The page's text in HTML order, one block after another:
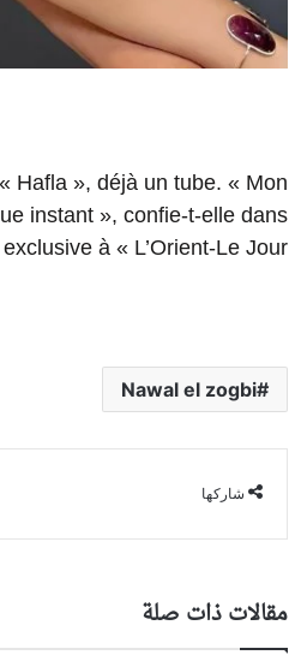
Hafla », déjà un tube. « Mon
instant », confie-t-elle dans
à « L’Orient-Le Jour ».
Nawal el zogbi
شاركها
مقالات ذات صلة